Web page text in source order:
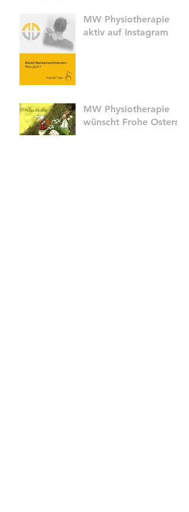
MW Physiotherapie
aktiv auf Instagram
MW Physiotherapie
wünscht Frohe Ostern